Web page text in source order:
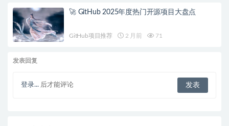
🚀 GitHub 2025年度热门开源项目大盘点
GitHub项目推荐 2 月前 71
发表回复
登录... 后才能评论